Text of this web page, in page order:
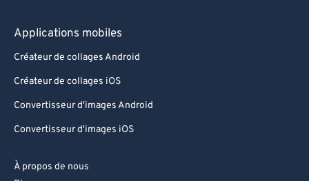
Applications mobiles
Créateur de collages Android
Créateur de collages iOS
Convertisseur d'images Android
Convertisseur d'images iOS
À propos de nous